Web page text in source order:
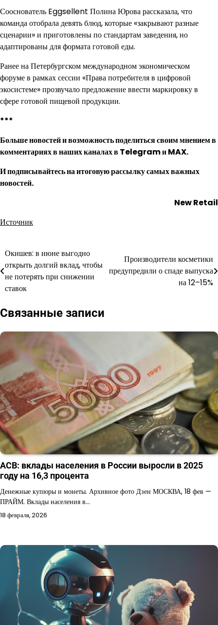
Сооснователь Eggsellent Полина Юрова рассказала, что
команда отобрала девять блюд, которые «закрывают разные
сценарии» и приготовлены по стандартам заведения, но
адаптированы для формата готовой еды.
Ранее на Петербургском международном экономическом
форуме в рамках сессии «Права потребителя в цифровой
экосистеме» прозвучало предложение ввести маркировку в
сфере готовой пищевой продукции.
***
Больше новостей и возможность поделиться своим мнением в
комментариях в наших каналах вTelegramиMAX.
Иподписывайтесьна итоговую рассылку самых важных
новостей.
New Retail
Источник
Навигация
по
записям
Окишев: в июне выгодно
открыть долгий вклад, чтобы
не потерять при снижении
ставок
Производители косметики
предупредили о спаде выпуска
на 12–15%
Связанные записи
АСВ: вклады населения в России выросли в 2025
году на 16,3 процента
Денежные купюры и монеты. Архивное фото Дзен МОСКВА, 18 фев —
ПРАЙМ. Вклады населения в…
18 февраля, 2026